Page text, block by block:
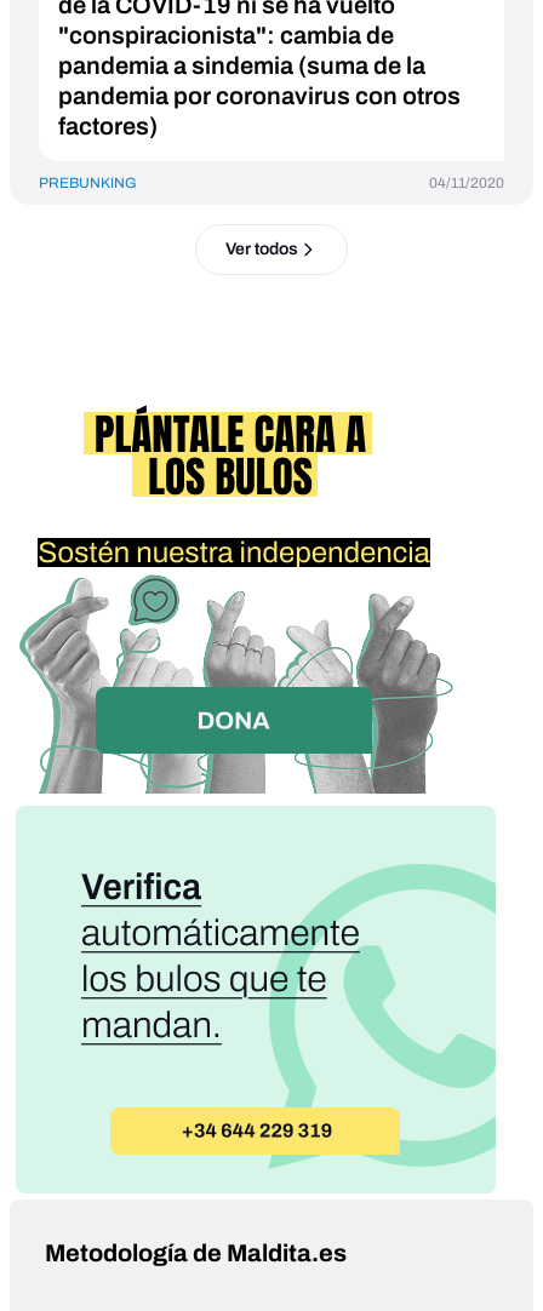
"conspiracionista": cambia de
pandemia a sindemia (suma de la
pandemia por coronavirus con otros
factores)
PREBUNKING 04/11/2020
Ver todos
Metodología de Maldita.es